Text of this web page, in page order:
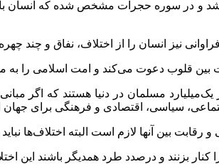
باشد و در سوره حجرات مشخص شده که انسان
مسلمان در دنیا هستند که اگر